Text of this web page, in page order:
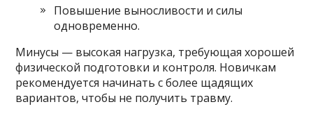
Повышение выносливости и силы
одновременно.
Минусы — высокая нагрузка, требующая хорошей
физической подготовки и контроля. Новичкам
рекомендуется начинать с более щадящих
вариантов, чтобы не получить травму.